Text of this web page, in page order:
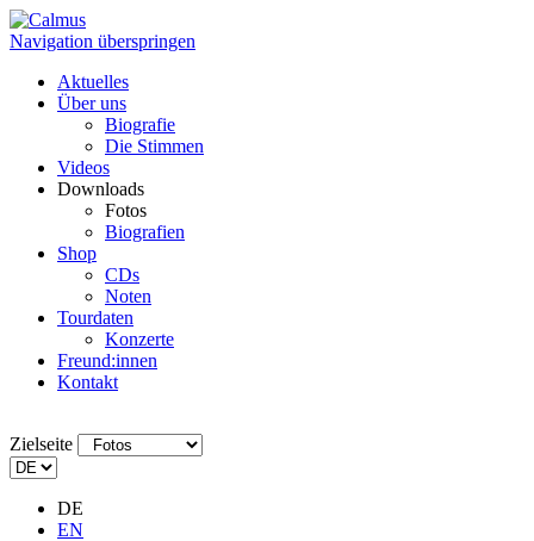
Navigation überspringen
Aktuelles
Über uns
Biografie
Die Stimmen
Videos
Downloads
Fotos
Biografien
Shop
CDs
Noten
Tourdaten
Konzerte
Freund:innen
Kontakt
Zielseite
DE
EN